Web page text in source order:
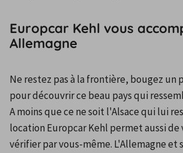
Europcar Kehl vous
Allemagne
Ne restez pas à la frontière, bougez un
pour découvrir ce beau pays qui
A moins que ce ne soit l'Alsace qui lui
location Europcar Kehl permet aussi de
vérifier par vous-même. L'Allemagne et